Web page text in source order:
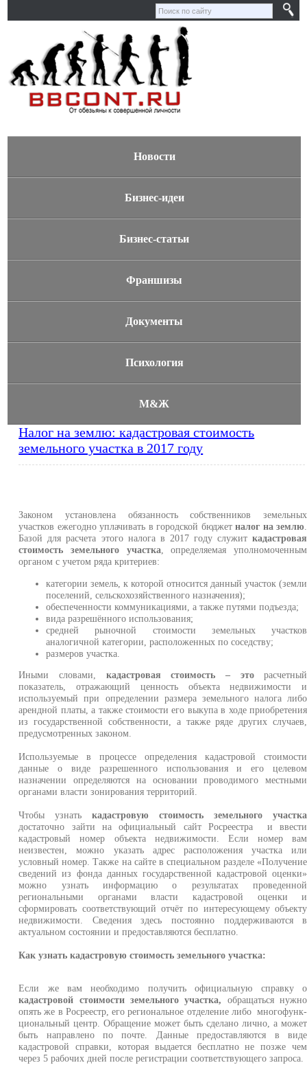
Новости
Бизнес-идеи
Бизнес-статьи
Франшизы
Документы
Психология
М&Ж
Налог на землю: кадастровая стоимость
земельного участка в 2017 году
Законом установлена обязанность собственников земельных
участков ежегодно уплачивать в городской бюджетналог на землю.
Базой для расчета этого налога в 2017 году служиткадастровая
стоимость земельного участка, определяемая уполномоченным
органом с учетом ряда критериев:
категории земель, к которой относится данный участок (земли
поселений, сельскохозяйственного назначения);
обеспеченности коммуникациями, а также путями подъезда;
вида разрешённого использования;
средней рыночной стоимости земельных участков
аналогичной категории, расположенных по соседству;
размеров участка.
Иными словами, кадастровая стоимость – эторасчетный
показатель, отражающий ценность объекта недвижимости и
используемый при определении размера земельного налога либо
арендной платы, а также стоимости его выкупа в ходе приобретения
из государственной собственности, а также ряде других случаев,
предусмотренных законом.
Используемые в процессе определения кадастровой стоимости
данные о виде разрешенного использования и его целевом
назначении определяются на основании проводимого местными
органами власти зонирования территорий.
Чтобы узнатькадастровую стоимость земельного участка
достаточно зайти на официальный сайт Росреестра и ввести
кадастровый номер объекта недвижимости. Если номер вам
неизвестен, можно указать адрес расположения участка или
условный номер. Также на сайте в специальном разделе «Получение
сведений из фонда данных государственной кадастровой оценки»
можно узнать информацию о результатах проведенной
региональными органами власти кадастровой оценки и
сформировать соответствующий отчёт по интересующему объекту
недвижимости. Сведения здесь постоянно поддерживаются в
актуальном состоянии и предоставляются бесплатно.
Как узнать кадастровую стоимость земельного участка:
Если же вам необходимо получить официальную справку о
кадастровой стоимости земельного участка, обращаться нужно
опять же в Росреестр, его региональное отделение либо многофунк­
циональный центр. Обращение может быть сделано лично, а может
быть направлено по почте. Данные предоставляются в виде
кадастровой справки, которая выдается бесплатно не позже чем
через 5 рабочих дней после регистрации соответствующего запроса.